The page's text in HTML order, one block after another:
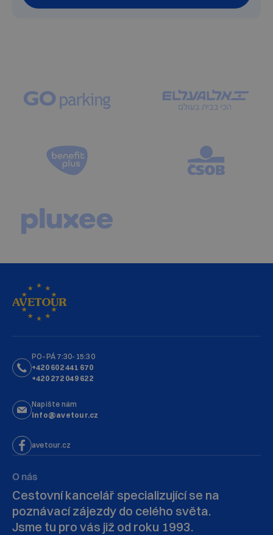
PO–PÁ 7:30-15:30
+420 602 441 670
+420 272 049 622
Napište nám
info@avetour.cz
avetour.cz
O nás
Cestovní kancelář specializující se na
poznávací zájezdy do celého světa.
Jsme tu pro vás již od roku 1993.